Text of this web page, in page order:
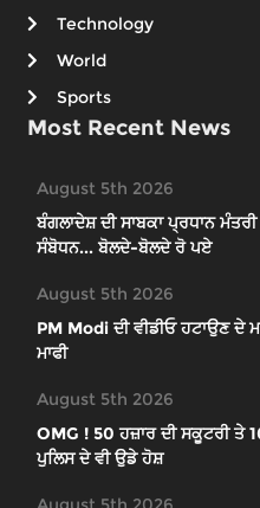
Technology
World
Sports
Most Recent News
August 5th 2026
ਬੰਗਲਾਦੇਸ਼ ਦੀ ਸਾਬਕਾ ਪ੍ਰਧਾਨ
ਸੰਬੋਧਨ... ਬੋਲਦੇ-ਬੋਲਦੇ ਰੋ ਪਏ
August 5th 2026
PM Modi ਦੀ ਵੀਡੀਓ ਹਟਾਉਣ
ਮਾਫੀ
August 5th 2026
OMG ! 50 ਹਜ਼ਾਰ ਦੀ ਸਕੂਟਰੀ ਤੇ
ਪੁਲਿਸ ਦੇ ਵੀ ਉਡੇ ਹੋਸ਼